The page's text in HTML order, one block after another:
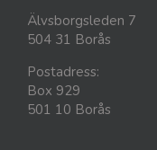
Älvsborgsleden 7
504 31 Borås
Postadress:
Box 929
501 10 Borås